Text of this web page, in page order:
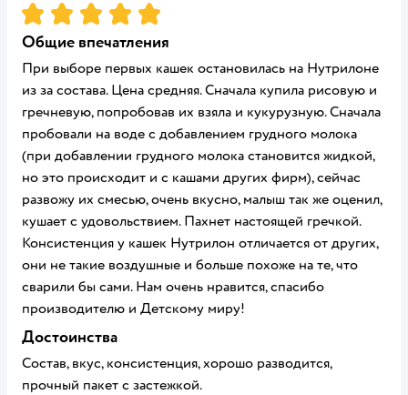
Рейтинг:5
Общие впечатления
При выборе первых кашек остановилась на Нутрилоне
из за состава. Цена средняя. Сначала купила рисовую и
гречневую, попробовав их взяла и кукурузную. Сначала
пробовали на воде с добавлением грудного молока
(при добавлении грудного молока становится жидкой,
но это происходит и с кашами других фирм), сейчас
развожу их смесью, очень вкусно, малыш так же оценил,
кушает с удовольствием. Пахнет настоящей гречкой.
Консистенция у кашек Нутрилон отличается от других,
они не такие воздушные и больше похоже на те, что
сварили бы сами. Нам очень нравится, спасибо
производителю и Детскому миру!
Достоинства
Состав, вкус, консистенция, хорошо разводится,
прочный пакет с застежкой.